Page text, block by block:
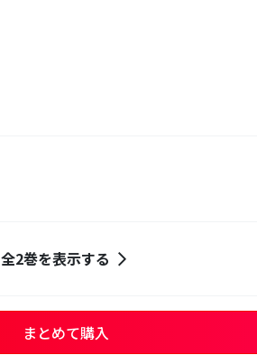
全2巻を表示する
まとめて購入